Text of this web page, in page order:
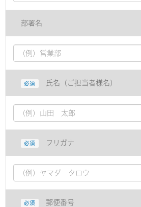
部署名
必須 氏名（ご担当者様名）
必須 フリガナ
必須 郵便番号